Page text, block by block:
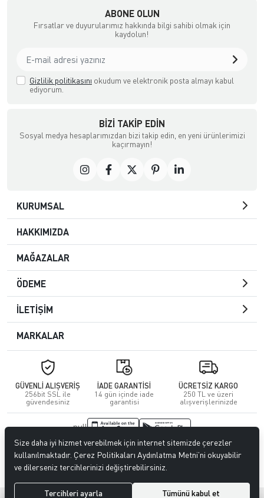
ABONE OLUN
Fırsatlar ve duyurularımız hakkında bilgi sahibi olmak için
kaydolun!
Gizlilik politikasını okudum ve elektronik posta almayı kabul
ediyorum.
BIZI TAKIP EDIN
Sosyal medya hesaplarımızdan bizi takip edin, en yeni ürünlerimizi
kaçırmayın!
KURUMSAL
HAKKIMIZDA
MAĞAZALAR
ÖDEME
İLETİŞİM
MARKALAR
GÜVENLİ ALIŞVERİŞ
256bit SSL ile
güvendesiniz
İADE GARANTİSİ
14 gün içinde iade
garantisi
ÜCRETSİZ KARGO
250 TL ve üzeri
alışverişlerinizde
null
© 2023CENGİZ DERİ. Tüm hakları saklıdır.
Hipotenüs ®Yeni Nesil E-Ticaret Sistemleri ile Hazırlanmıştır.
Size daha iyi hizmet verebilmek için internet sitemizde çerezler
kullanılmaktadır. Çerez Politikaları Aydınlatma Metni’ni okuyabilir
ve dilerseniz tercihlerinizi değiştirebilirsiniz.
Tercihleri ayarla Tümünü kabul et